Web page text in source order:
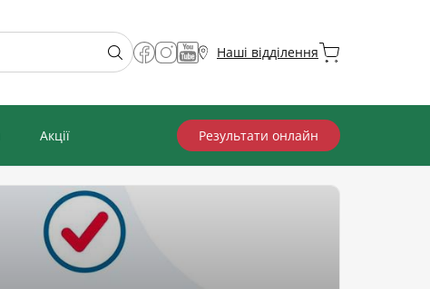
Наші відділення
Акції Результати онлайн